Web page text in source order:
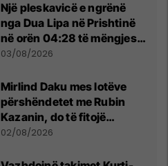
Një pleskavicë e ngrënë
nga Dua Lipa në Prishtinë
në orën 04:28 të mëngjesit
- dhe bota digjitale serbe
03/08/2026
Mirlind Daku mes lotëve
përshëndetet me Rubin
Kazanin, do të fitojë
miliona te Spartak Moska
02/08/2026